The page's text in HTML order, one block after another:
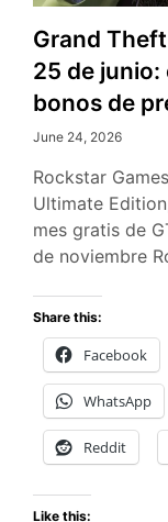
Grand
25 de junio:
bonos de
June 24, 2026
Rockstar
Ultimate
mes gratis de
de noviembre
Share this:
Facebook
WhatsApp
Reddit
Like this: